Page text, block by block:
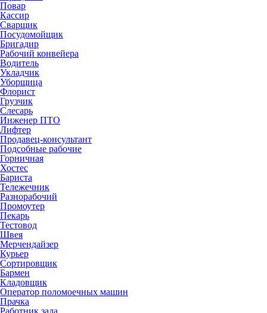
Повар
Кассир
Сварщик
Посудомойщик
Бригадир
Рабочий конвейера
Водитель
Укладчик
Уборщица
Флорист
Грузчик
Слесарь
Инженер ПТО
Лифтер
Продавец-консультант
Подсобные рабочие
Горничная
Хостес
Бариста
Тележечник
Разнорабочий
Промоутер
Пекарь
Тестовод
Швея
Мерчендайзер
Курьер
Сортировщик
Бармен
Кладовщик
Оператор поломоечных машин
Прачка
Работник зала